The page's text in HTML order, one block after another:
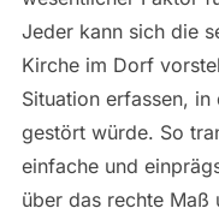
Jeder kann sich die
Kirche im Dorf
Situation erfassen,
gestört würde. So
einfache und
über das rechte Maß